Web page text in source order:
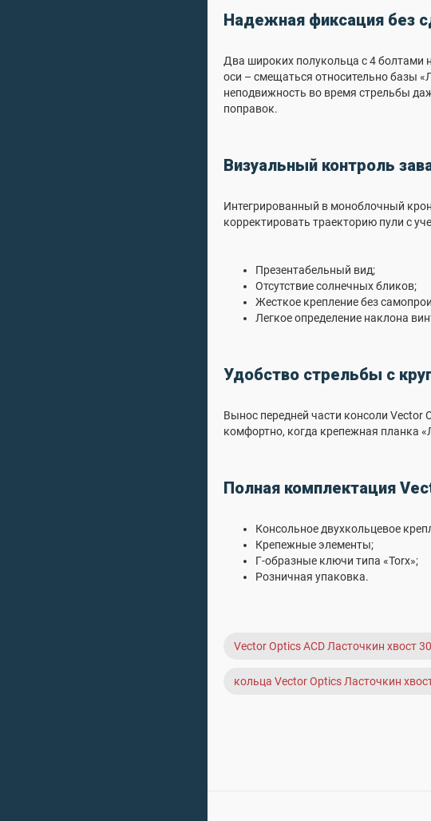
Надежная фиксация без
Два широких полукольца с 4 болтами
оси – смещаться относительно базы
неподвижность во время стрельбы
поправок.
Визуальный контроль
Интегрированный в моноблочный
корректировать траекторию пули с
Презентабельный вид;
Отсутствие солнечных бликов;
Жесткое крепление без
Легкое определение наклона
Удобство стрельбы с
Вынос передней части консоли Vector
комфортно, когда крепежная планка
Полная комплектация
Консольное двухкольцевое
Крепежные элементы;
Г-образные ключи типа «Torx»;
Розничная упаковка.
Vector Optics ACD Ласточкин хвост
кольца Vector Optics Ласточкин